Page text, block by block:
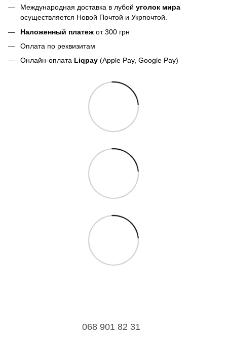
Международная доставка в лубой уголок мира
осуществляется Новой Почтой и Укрпочтой.
Наложенный платеж от 300 грн
Оплата по реквизитам
Онлайн-оплата Liqpay (Apple Pay, Google Pay)
068 901 82 31